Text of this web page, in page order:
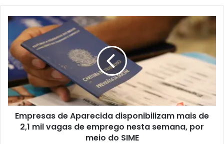
Empresas de Aparecida disponibilizam mais de
2,1 mil vagas de emprego nesta semana, por
meio do SIME